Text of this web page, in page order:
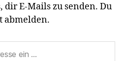
dir E-Mails zu senden. Du
abmelden.